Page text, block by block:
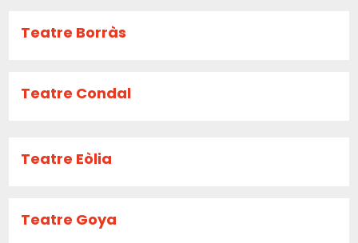
Teatre Borràs
Teatre Condal
Teatre Eòlia
Teatre Goya